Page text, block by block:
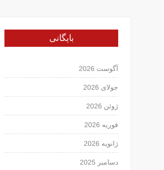
بایگانی
آگوست 2026
جولای 2026
ژوئن 2026
فوریه 2026
ژانویه 2026
دسامبر 2025